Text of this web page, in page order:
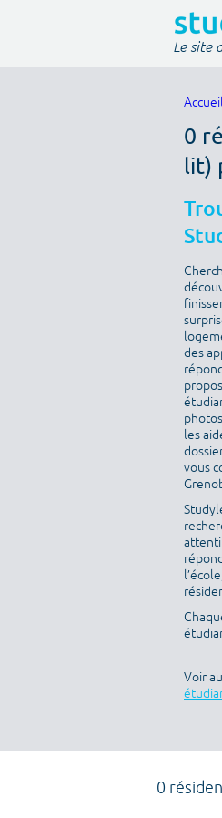
Le site
Accueil
0
lit)
des
les
vous
Voir
0